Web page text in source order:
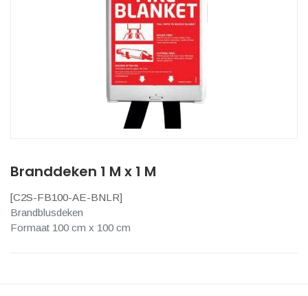
Branddeken 1 M x 1 M
[C2S-FB100-AE-BNLR]
Brandblusdeken
Formaat 100 cm x 100 cm